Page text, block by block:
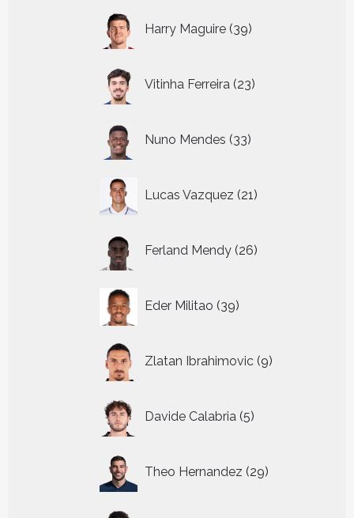
Harry Maguire 39
producten
Vitinha Ferreira 23
producten
Nuno Mendes 33
producten
Lucas Vazquez 21
producten
Ferland Mendy 26
producten
Eder Militao 39
producten
Zlatan Ibrahimovic 9
producten
Davide Calabria 5
producten
Theo Hernandez 29
producten